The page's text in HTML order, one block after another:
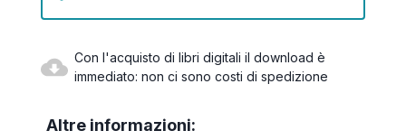
Con l'acquisto di libri digitali il download è
immediato: non ci sono costi di spedizione
Altre informazioni: